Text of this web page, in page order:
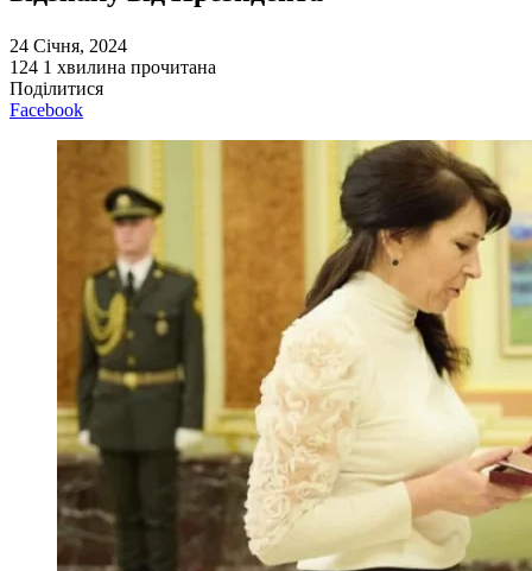
24 Січня, 2024
124 1 хвилина прочитана
Поділитися
Facebook